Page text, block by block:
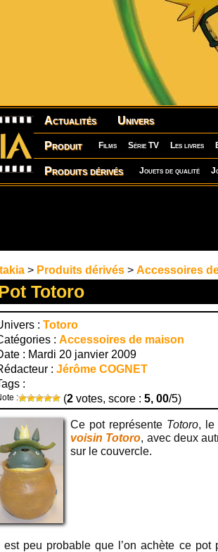
Actualités Univers
Produit Films Série TV Les livres
Produits dérivés Jouets de qualité
> Produits dérivés > Accessoires
Totoro
: Totoro
: Accessoires de maison
: Mardi 20 janvier 2009
: Jérôme COGNET
:
: (2 votes, score : 5, 00/5)
Ce pot représente Totoro, le
voisin Totoro, avec deux
sur le couvercle.
Il est peu probable que l’on achète ce